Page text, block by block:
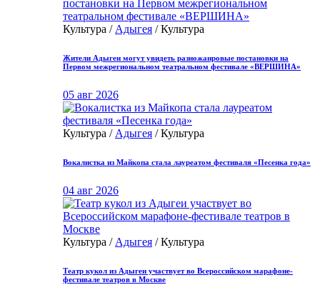
Культура / Адыгея / Культура
Жители Адыгеи могут увидеть разножанровые постановки на
Первом межрегиональном театральном фестивале «ВЕРШИНА»
05 авг 2026
Культура / Адыгея / Культура
Вокалистка из Майкопа стала лауреатом фестиваля «Песенка года»
04 авг 2026
Культура / Адыгея / Культура
Театр кукол из Адыгеи участвует во Всероссийском марафоне-
фестивале театров в Москве